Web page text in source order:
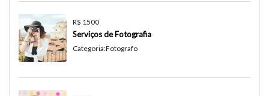
R$ 1500
Serviços de Fotografia
Categoria:Fotografo